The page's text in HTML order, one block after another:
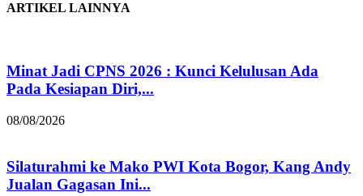
ARTIKEL LAINNYA
Minat Jadi CPNS 2026 : Kunci Kelulusan Ada
Pada Kesiapan Diri,...
08/08/2026
Silaturahmi ke Mako PWI Kota Bogor, Kang Andy
Jualan Gagasan Ini...